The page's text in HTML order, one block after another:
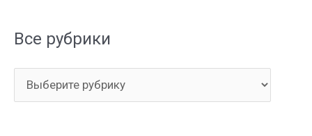
с
Все рубрики
с